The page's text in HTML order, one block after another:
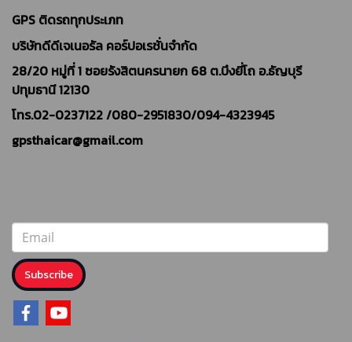
GPS ติดรถทุกประเภท
บริษัทดีดีเจเนอรัล คอร์ปอเรชั่นจำกัด
28/20 หมู่ที่ 1 ซอยรังสิตนครนายก 68 ต.บึงยี่โถ อ.ธัญบุรี
ปทุมธานี 12130
โทร.02-0237122 /080-2951830/094-4323945
gpsthaicar@gmail.com
Subscribe